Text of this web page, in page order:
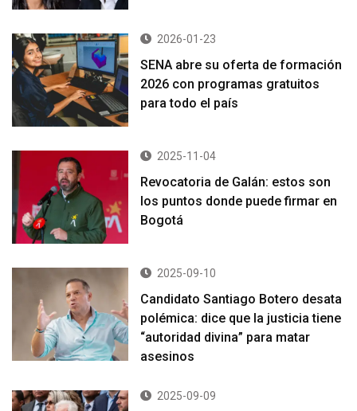
2026-01-23
SENA abre su oferta de formación
2026 con programas gratuitos
para todo el país
2025-11-04
Revocatoria de Galán: estos son
los puntos donde puede firmar en
Bogotá
2025-09-10
Candidato Santiago Botero desata
polémica: dice que la justicia tiene
“autoridad divina” para matar
asesinos
2025-09-09